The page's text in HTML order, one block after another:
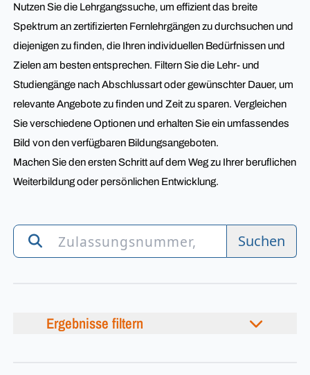
Nutzen Sie die Lehrgangssuche, um effizient das breite
Spektrum an zertifizierten Fernlehrgängen zu durchsuchen und
diejenigen zu finden, die Ihren individuellen Bedürfnissen und
Zielen am besten entsprechen. Filtern Sie die Lehr- und
Studiengänge nach Abschlussart oder gewünschter Dauer, um
relevante Angebote zu finden und Zeit zu sparen. Vergleichen
Sie verschiedene Optionen und erhalten Sie ein umfassendes
Bild von den verfügbaren Bildungsangeboten.
Machen Sie den ersten Schritt auf dem Weg zu Ihrer beruflichen
Weiterbildung oder persönlichen Entwicklung.
Suchen
Ergebnisse filtern